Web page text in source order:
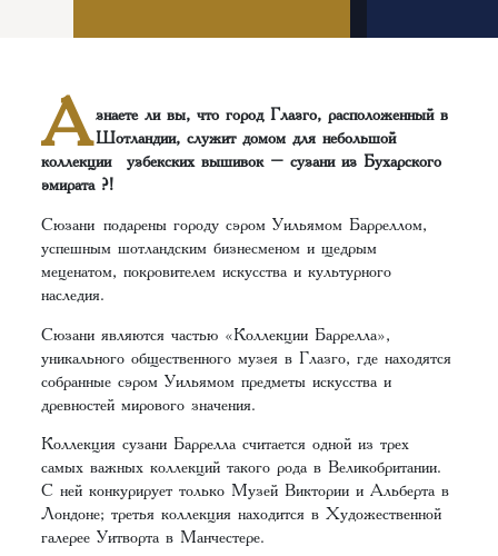
А знаете ли вы, что город Глазго, расположенный в
Шотландии, служит домом для небольшой
коллекции узбекских вышивок – сузани из Бухарского
эмирата ?!
Сюзани подарены городу сэром Уильямом Барреллом,
успешным шотландским бизнесменом и щедрым
меценатом, покровителем искусства и культурного
наследия.
Сюзани являются частью «Коллекции Баррелла»,
уникального общественного музея в Глазго, где находятся
собранные сэром Уильямом предметы искусства и
древностей мирового значения.
Коллекция сузани Баррелла считается одной из трех
самых важных коллекций такого рода в Великобритании.
С ней конкурирует только Музей Виктории и Альберта в
Лондоне; третья коллекция находится в Художественной
галерее Уитворта в Манчестере.